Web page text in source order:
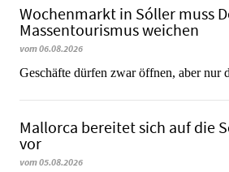
Wochenmarkt in Sóller muss
Massentourismus weichen
vom 06.08.2026
Geschäfte dürfen zwar öffnen, aber nur
Mallorca bereitet sich auf die
vor
vom 05.08.2026